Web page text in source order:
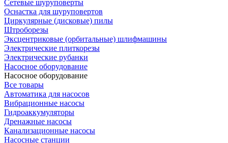
Сетевые шуруповерты
Оснастка для шуруповертов
Циркулярные (дисковые) пилы
Штроборезы
Эксцентриковые (орбитальные) шлифмашины
Электрические плиткорезы
Электрические рубанки
Насосное оборудование
Насосное оборудование
Все товары
Автоматика для насосов
Вибрационные насосы
Гидроаккумуляторы
Дренажные насосы
Канализационные насосы
Насосные станции